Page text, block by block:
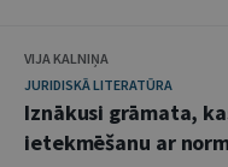
VIJA KALNIŅA
JURIDISKĀ LITERATŪRA
Iznākusi grāmata,
ietekmēšanu ar